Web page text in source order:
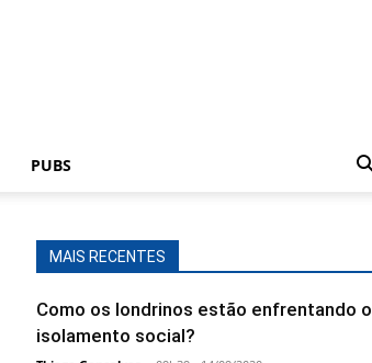
PUBS
MAIS RECENTES
Como os londrinos estão enfrentando o
isolamento social?